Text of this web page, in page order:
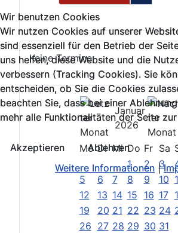
Wir benutzen Cookies
Wir nutzen Cookies auf unserer
sind essenziell für den Betrieb der
uns helfen, diese Website und die
verbessern (Tracking Cookies). Sie
entscheiden, ob Sie die Cookies
beachten Sie, dass bei einer
mehr alle Funktionalitäten der Seite
Akzeptieren
Ablehnen
Weitere Informationen |
Keine Termine
Januar
2026
Mo Di Mi Do Fr Sa
1
2 3
5
6 7 8 9 10
12
13 14 15 16 17
19
20 21 22 23 24
26 27 28 29 30 31
Wir benutzen Cookies
Wir nutzen Cookies auf unserer
sind essenziell für den Betrieb der
uns helfen, diese Website und die
verbessern (Tracking Cookies). Sie
entscheiden, ob Sie die Cookies
beachten Sie, dass bei einer
mehr alle Funktionalitäten der Seite
Akzeptieren
Ablehnen
Weitere Informationen |